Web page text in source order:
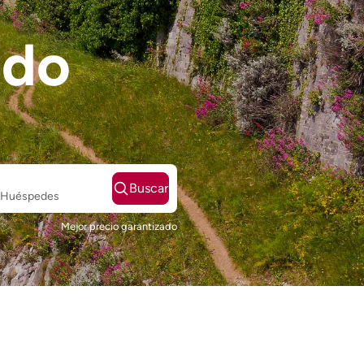
Buscar
Mejor precio garantizado